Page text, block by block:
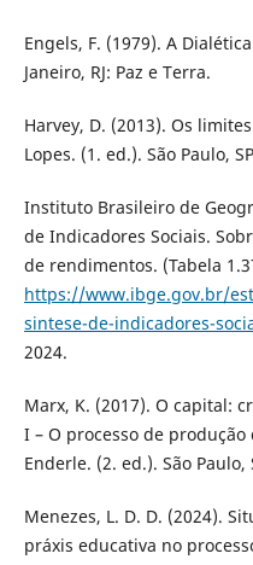
Engels, F. (1979). A
Janeiro, RJ: Paz e Terra.
Harvey, D. (2013). Os
Lopes. (1. ed.). São Paulo,
Instituto Brasileiro de
de Indicadores Sociais.
de rendimentos. (Tabela
https://www.ibge.gov.br/
sintese-de-indicadores-
2024.
Marx, K. (2017). O capital:
I – O processo de
Enderle. (2. ed.). São Paulo,
Menezes, L. D. D. (2024).
práxis educativa no